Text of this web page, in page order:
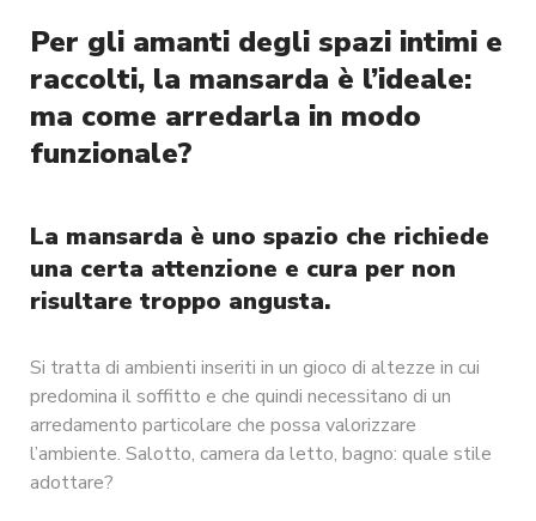
Per gli amanti degli spazi intimi e
raccolti, la mansarda è l’ideale:
ma come arredarla in modo
funzionale?
La mansarda è uno spazio che richiede
una certa attenzione e cura per non
risultare troppo angusta.
Si tratta di ambienti inseriti in un gioco di altezze in cui
predomina il soffitto e che quindi necessitano di un
arredamento particolare che possa valorizzare
l’ambiente. Salotto, camera da letto, bagno: quale stile
adottare?